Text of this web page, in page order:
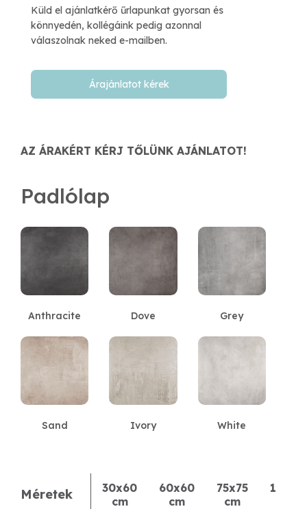
Küld el ajánlatkérő űrlapunkat gyorsan és
könnyedén, kollégáink pedig azonnal
válaszolnak neked e-mailben.​
Árajánlatot kérek
AZ ÁRAKÉRT KÉRJ TŐLÜNK AJÁNLATOT!
Padlólap
Anthracite Dove Grey
Sand Ivory White
Méretek
30x60
cm
60x60
cm
75x75
cm